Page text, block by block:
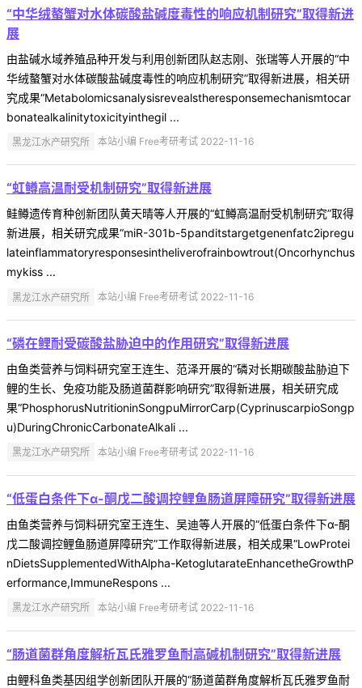
“中华绒螯蟹对水体碳酸盐碱度毒性的响应机制研究”取得新进
展
由盐碱水域养殖品种开发与利用创新团队赵志刚、张瑞等人开展的“中
华绒螯蟹对水体碳酸盐碱度毒性的响应机制研究”取得新进展，相关研
究成果“Metabolomicsanalysisrevealstheresponsemechanismtocar
bonatealkalinitytoxicityinthegil ...
黑龙江水产研究所 本站小编 Free考研考试 2022-11-16
“虹鳟高温耐受机制研究”取得新进展
鲑鳟遗传育种创新团队黄天晴等人开展的“虹鳟高温耐受机制研究”取得
新进展，相关研究成果“miR-301b-5panditstargetgenenfatc2ipregu
lateinflammatoryresponsesintheliverofrainbowtrout(Oncorhynchus
mykiss ...
黑龙江水产研究所 本站小编 Free考研考试 2022-11-16
“磷在鲤耐受碳酸盐胁迫中的作用研究”取得新进展
由鱼类营养与饲料研究室王连生、范泽开展的“磷对长期碳酸盐胁迫下
鲤的生长、免疫功能及肠道菌群影响研究”取得新进展，相关研究成
果“PhosphorusNutritioninSongpuMirrorCarp(CyprinuscarpioSongp
u)DuringChronicCarbonateAlkali ...
黑龙江水产研究所 本站小编 Free考研考试 2022-11-16
“低蛋白条件下α-酮戊二酸调控鲤鱼肠道屏障研究”取得新进展
由鱼类营养与饲料研究室王连生、吴迪等人开展的“低蛋白条件下α-酮
戊二酸调控鲤鱼肠道屏障研究”工作取得新进展，相关成果“LowProtei
nDietsSupplementedWithAlpha-KetoglutarateEnhancetheGrowthP
erformance,ImmuneRespons ...
黑龙江水产研究所 本站小编 Free考研考试 2022-11-16
“肠道菌群角度解析瓦氏雅罗鱼耐高碱机制研究”取得新进展
由鲤科鱼类基因组学创新团队开展的“肠道菌群角度解析瓦氏雅罗鱼耐